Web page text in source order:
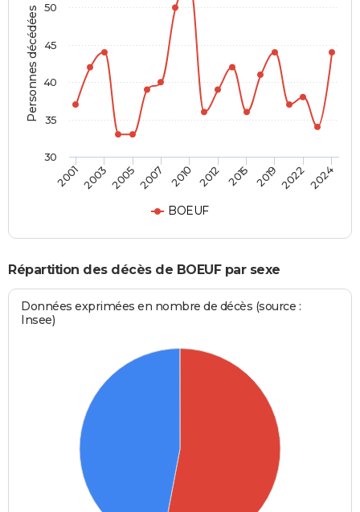
Personnes décédées
BOEUF
2001200320052007 2010 2012 2015 2019 20222024
30
35
40
45
50
Répartition des décès de BOEUF par sexe
Données exprimées en nombre de décès (source :
Insee)